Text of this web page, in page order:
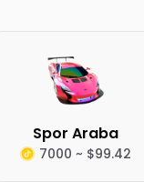
Spor Araba
7000 ~ $99.42